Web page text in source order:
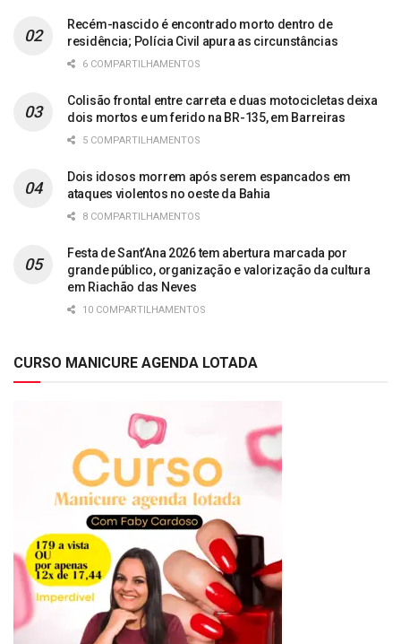
Recém-nascido é encontrado morto dentro de
residência; Polícia Civil apura as circunstâncias
6 COMPARTILHAMENTOS
Colisão frontal entre carreta e duas motocicletas deixa
dois mortos e um ferido na BR-135, em Barreiras
5 COMPARTILHAMENTOS
Dois idosos morrem após serem espancados em
ataques violentos no oeste da Bahia
8 COMPARTILHAMENTOS
Festa de Sant’Ana 2026 tem abertura marcada por
grande público, organização e valorização da cultura
em Riachão das Neves
10 COMPARTILHAMENTOS
CURSO MANICURE AGENDA LOTADA